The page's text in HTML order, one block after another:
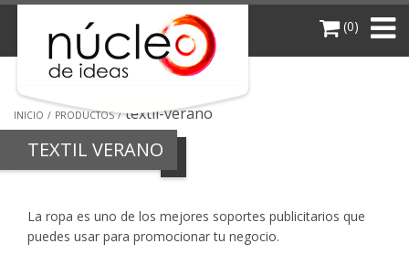
(0)
INICIO PRODUCTOS textil-verano
TEXTIL VERANO
La ropa es uno de los mejores soportes publicitarios que
puedes usar para promocionar tu negocio.